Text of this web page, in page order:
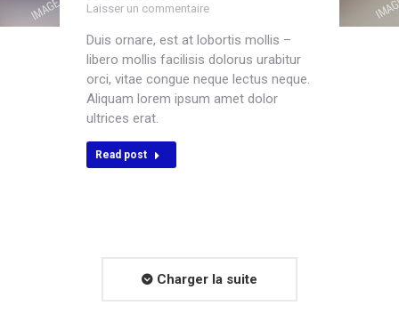
Laisser un commentaire
Duis ornare, est at lobortis mollis –
libero mollis facilisis dolorus urabitur
orci, vitae congue neque lectus neque.
Aliquam lorem ipsum amet dolor
ultrices erat.
Read post
Charger la suite